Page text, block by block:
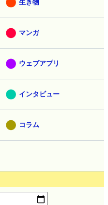
生き物
マンガ
ウェブアプリ
インタビュー
コラム